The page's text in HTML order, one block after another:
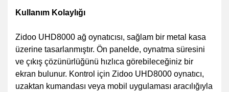
Kullanım Kolaylığı
Zidoo UHD8000 ağ oynatıcısı, sağlam bir metal kasa
üzerine tasarlanmıştır. Ön panelde, oynatma süresini
ve çıkış çözünürlüğünü hızlıca görebileceğiniz bir
ekran bulunur. Kontrol için Zidoo UHD8000 oynatıcı,
uzaktan kumandası veya mobil uygulaması aracılığıyla